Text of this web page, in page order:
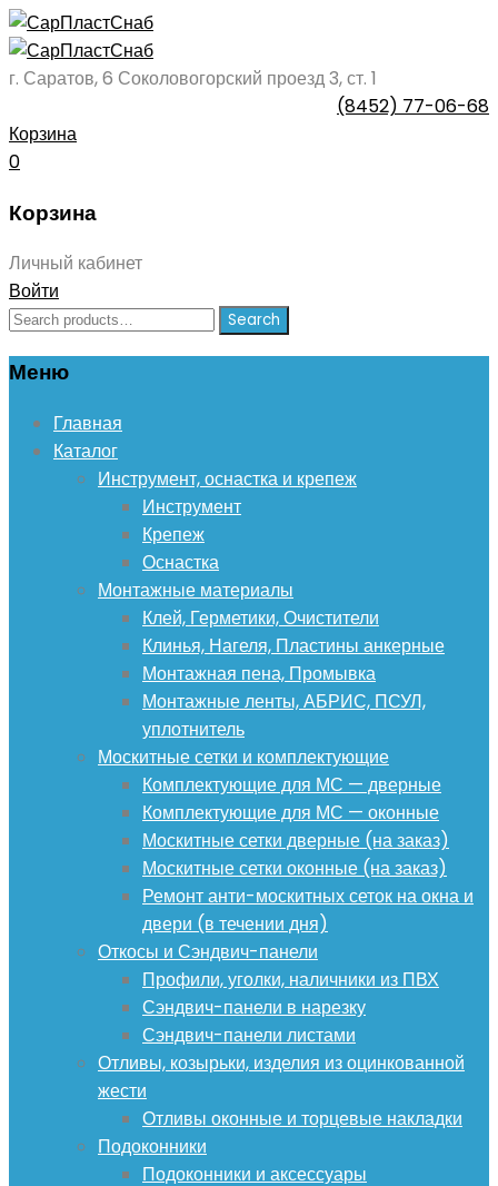
г. Саратов, 6 Соколовогорский проезд 3, ст. 1
(8452) 77-06-68
Корзина
0
Корзина
Личный кабинет
Войти
Search
Search
Меню
Skip
content
Главная
Каталог
Инструмент, оснастка и крепеж
Инструмент
Крепеж
Оснастка
Монтажные материалы
Клей, Герметики, Очистители
Клинья, Нагеля, Пластины анкерные
Монтажная пена, Промывка
Монтажные ленты, АБРИС, ПСУЛ,
уплотнитель
Москитные сетки и комплектующие
Комплектующие для МС — дверные
Комплектующие для МС — оконные
Москитные сетки дверные (на заказ)
Москитные сетки оконные (на заказ)
Ремонт анти-москитных сеток на окна и
двери (в течении дня)
Откосы и Сэндвич-панели
Профили, уголки, наличники из ПВХ
Сэндвич-панели в нарезку
Сэндвич-панели листами
Отливы, козырьки, изделия из оцинкованной
жести
Отливы оконные и торцевые накладки
Подоконники
Подоконники и аксессуары